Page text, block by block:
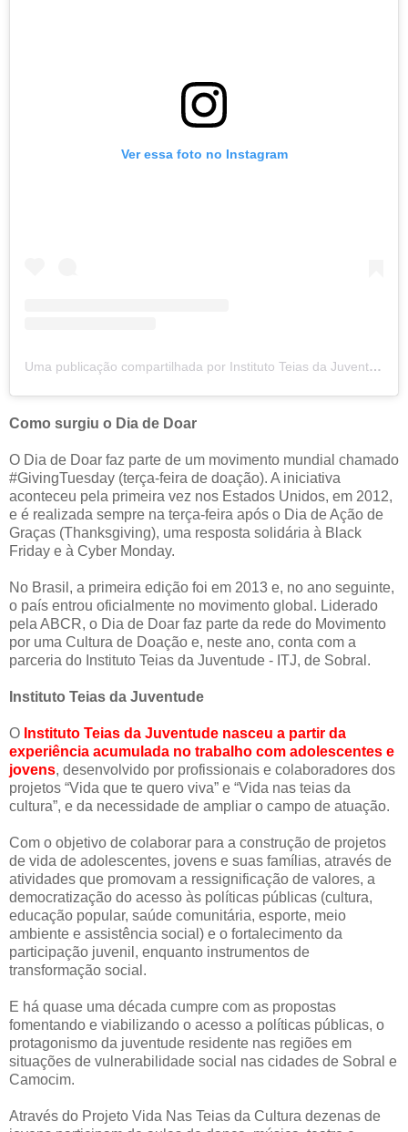
Ver essa foto no Instagram
Uma publicação compartilhada por Instituto Teias da Juventude (@institutoteias)
Como surgiu o Dia de Doar
O Dia de Doar faz parte de um movimento mundial chamado
#GivingTuesday (terça-feira de doação). A iniciativa
aconteceu pela primeira vez nos Estados Unidos, em 2012,
e é realizada sempre na terça-feira após o Dia de Ação de
Graças (Thanksgiving), uma resposta solidária à Black
Friday e à Cyber Monday.
No Brasil, a primeira edição foi em 2013 e, no ano seguinte,
o país entrou oficialmente no movimento global. Liderado
pela ABCR, o Dia de Doar faz parte da rede do Movimento
por uma Cultura de Doação e, neste ano, conta com a
parceria do Instituto Teias da Juventude - ITJ, de Sobral.
Instituto Teias da Juventude
O Instituto Teias da Juventude nasceu a partir da
experiência acumulada no trabalho com adolescentes e
jovens, desenvolvido por profissionais e colaboradores dos
projetos “Vida que te quero viva” e “Vida nas teias da
cultura”, e da necessidade de ampliar o campo de atuação.
Com o objetivo de colaborar para a construção de projetos
de vida de adolescentes, jovens e suas famílias, através de
atividades que promovam a ressignificação de valores, a
democratização do acesso às políticas públicas (cultura,
educação popular, saúde comunitária, esporte, meio
ambiente e assistência social) e o fortalecimento da
participação juvenil, enquanto instrumentos de
transformação social.
E há quase uma década cumpre com as propostas
fomentando e viabilizando o acesso a políticas públicas, o
protagonismo da juventude residente nas regiões em
situações de vulnerabilidade social nas cidades de Sobral e
Camocim.
Através do Projeto Vida Nas Teias da Cultura dezenas de